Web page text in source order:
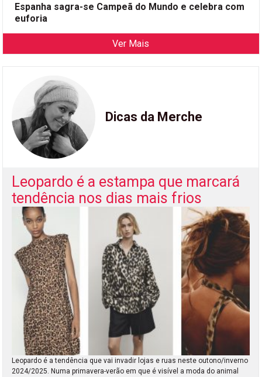
Espanha sagra-se Campeã do Mundo e celebra com
euforia
Ver Mais
Dicas da Merche
Leopardo é a estampa que marcará
tendência nos dias mais frios
Leopardo é a tendência que vai invadir lojas e ruas neste outono/inverno
2024/2025. Numa primavera-verão em que é visível a moda do animal